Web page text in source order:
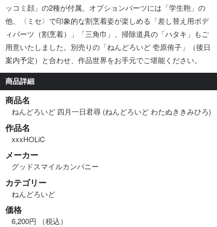
ッコミ顔」の2種が付属。オプションパーツには「学生鞄」の
他、〈ミセ〉で印象的な割烹着姿が楽しめる「差し替え用ボデ
ィパーツ（割烹着）」「三角巾」、掃除道具の「ハタキ」もご
用意いたしました。別売りの「ねんどろいど 壱原侑子」（後日
案内予定）と合わせ、作品世界をお手元でご堪能ください。
商品詳細
商品名
ねんどろいど 四月一日君尋 (ねんどろいど わたぬききみひろ)
作品名
xxxHOLiC
メーカー
グッドスマイルカンパニー
カテゴリー
ねんどろいど
価格
6,200円 （税込）